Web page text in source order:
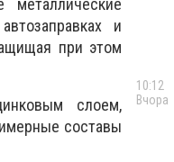
и
при этом
слоем,
составы
10:12
Вчора